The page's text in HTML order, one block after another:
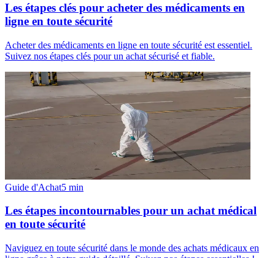
Les étapes clés pour acheter des médicaments en
ligne en toute sécurité
Acheter des médicaments en ligne en toute sécurité est essentiel.
Suivez nos étapes clés pour un achat sécurisé et fiable.
Guide d'Achat5 min
Les étapes incontournables pour un achat médical
en toute sécurité
Naviguez en toute sécurité dans le monde des achats médicaux en